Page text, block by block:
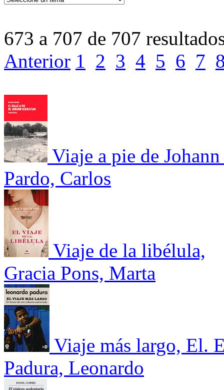
673 a 707 de 707
Anterior 1 2 3 4 5 6 7
Viaje a pie de
Pardo, Carlos
Viaje de la libélula,
Gracia Pons, Marta
Viaje más largo, El.
Padura, Leonardo